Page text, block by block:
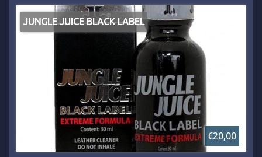
JUNGLE JUICE BLACK LABEL
€20,00